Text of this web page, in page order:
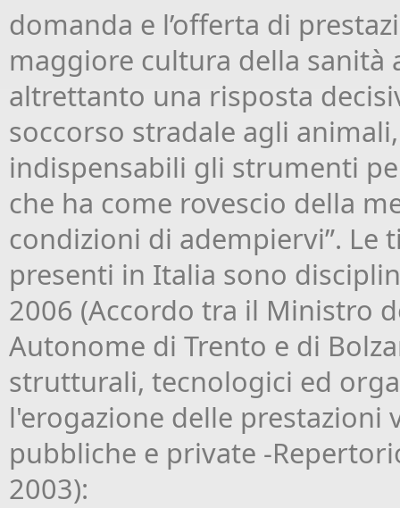
domanda e l’offerta di
maggiore cultura della sanità
altrettanto una risposta
soccorso stradale agli
indispensabili gli strumenti
che ha come rovescio della
condizioni di adempiervi”.
presenti in Italia sono
2006 (Accordo tra il Ministro
Autonome di Trento e di
strutturali, tecnologici ed
l'erogazione delle
pubbliche e private -
2003):